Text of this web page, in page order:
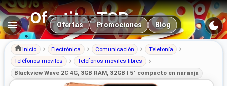
OfertitasTOP
Navegación principal
Ofertas Promociones Blog
Inicio Electrónica Comunicación
Telefonía
Teléfonos móviles
Teléfonos móviles libres
Blackview Wave 2C 4G, 3GB RAM, 32GB | 5" compacto en naranja